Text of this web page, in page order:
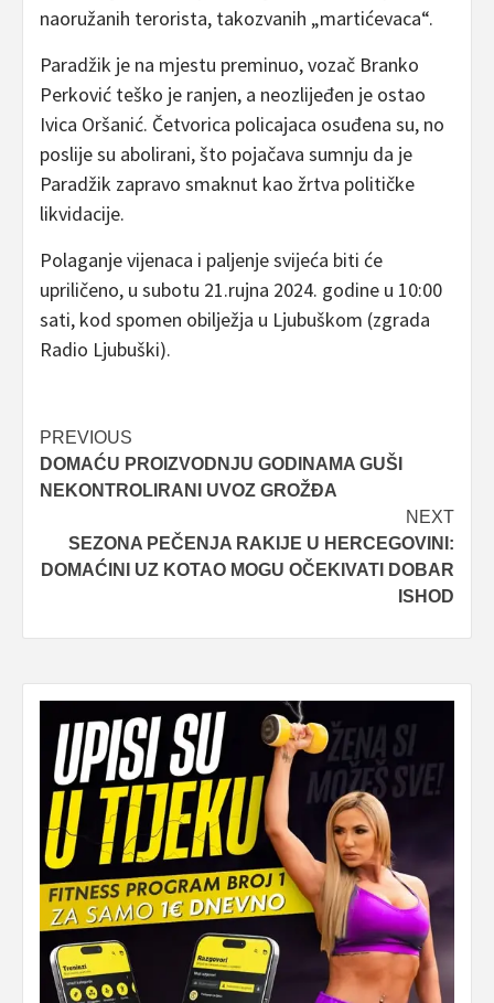
naoružanih terorista, takozvanih „martićevaca“.
Paradžik je na mjestu preminuo, vozač Branko
Perković teško je ranjen, a neozlijeđen je ostao
Ivica Oršanić. Četvorica policajaca osuđena su, no
poslije su abolirani, što pojačava sumnju da je
Paradžik zapravo smaknut kao žrtva političke
likvidacije.
Polaganje vijenaca i paljenje svijeća biti će
upriličeno, u subotu 21.rujna 2024. godine u 10:00
sati, kod spomen obilježja u Ljubuškom (zgrada
Radio Ljubuški).
Post
navigation
PREVIOUS
DOMAĆU PROIZVODNJU GODINAMA GUŠI
NEKONTROLIRANI UVOZ GROŽĐA
NEXT
SEZONA PEČENJA RAKIJE U HERCEGOVINI:
DOMAĆINI UZ KOTAO MOGU OČEKIVATI DOBAR
ISHOD